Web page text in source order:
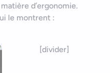
d’ergonomie.
le montrent :
[divider]